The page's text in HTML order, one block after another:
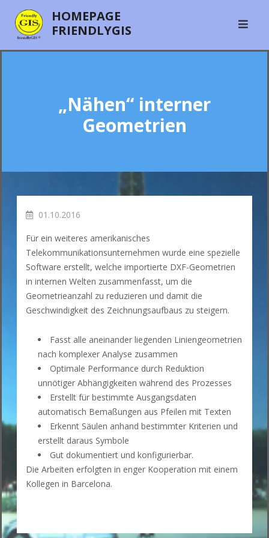
content
HOMEPAGE
FRIENDLYGIS
„Nähen“ interner
Geometrien
01.10.2016
Für ein weiteres amerikanisches
Telekommunikationsunternehmen wurde eine spezielle
Software erstellt, welche importierte DXF-Geometrien
in internen Welten zusammenfasst, um die
Geometrieanzahl zu reduzieren und damit die
Geschwindigkeit des Zeichnungsaufbaus zu steigern.
Fasst alle aneinander liegenden Liniengeometrien
nach komplexer Analyse zusammen
Optimale Performance durch Reduktion
unnötiger Abhängigkeiten während des Prozesses
Erstellt für bestimmte Ausgangsdaten
automatisch Bemaßungen aus Pfeilen mit Texten
Erkennt Säulen anhand bestimmter Kriterien und
erstellt daraus Symbole
Gut dokumentiert und konfigurierbar.
Die Arbeiten erfolgten in enger Kooperation mit einem
Kollegen in Barcelona.